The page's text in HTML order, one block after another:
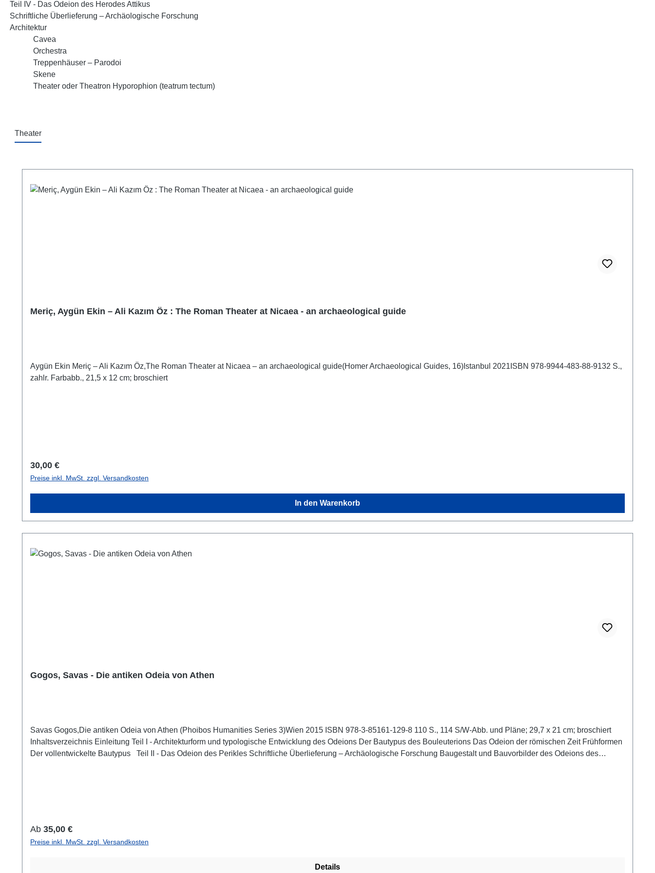
Teil IV - Das Odeion des Herodes Attikus
Schriftliche Überlieferung – Archäologische Forschung
Architektur
Cavea
Orchestra
Treppenhäuser – Parodoi
Skene
Theater oder Theatron Hyporophion (teatrum tectum)
Theater
Meriç, Aygün Ekin – Ali Kazım Öz : The Roman Theater at Nicaea - an archaeological guide
Aygün Ekin Meriç – Ali Kazım Öz,The Roman Theater at Nicaea – an archaeological guide(Homer Archaeological Guides, 16)Istanbul 2021ISBN 978-9944-483-88-9132 S.,
zahlr. Farbabb., 21,5 x 12 cm; broschiert
Regulärer Preis:
30,00 €
Preise inkl. MwSt. zzgl. Versandkosten
In den Warenkorb
Gogos, Savas - Die antiken Odeia von Athen
Savas Gogos,Die antiken Odeia von Athen (Phoibos Humanities Series 3)Wien 2015 ISBN 978-3-85161-129-8 110 S., 114 S/W-Abb. und Pläne; 29,7 x 21 cm; broschiert
Inhaltsverzeichnis Einleitung Teil I - Architekturform und typologische Entwicklung des Odeions Der Bautypus des Bouleuterions Das Odeion der römischen Zeit Frühformen
Der vollentwickelte Bautypus Teil II - Das Odeion des Perikles Schriftliche Überlieferung – Archäologische Forschung Baugestalt und Bauvorbilder des Odeions des
Regulärer Preis:
Ab 35,00 €
Preise inkl. MwSt. zzgl. Versandkosten
Details